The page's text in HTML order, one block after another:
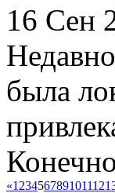
16 Сен
была
«1 23456789101112